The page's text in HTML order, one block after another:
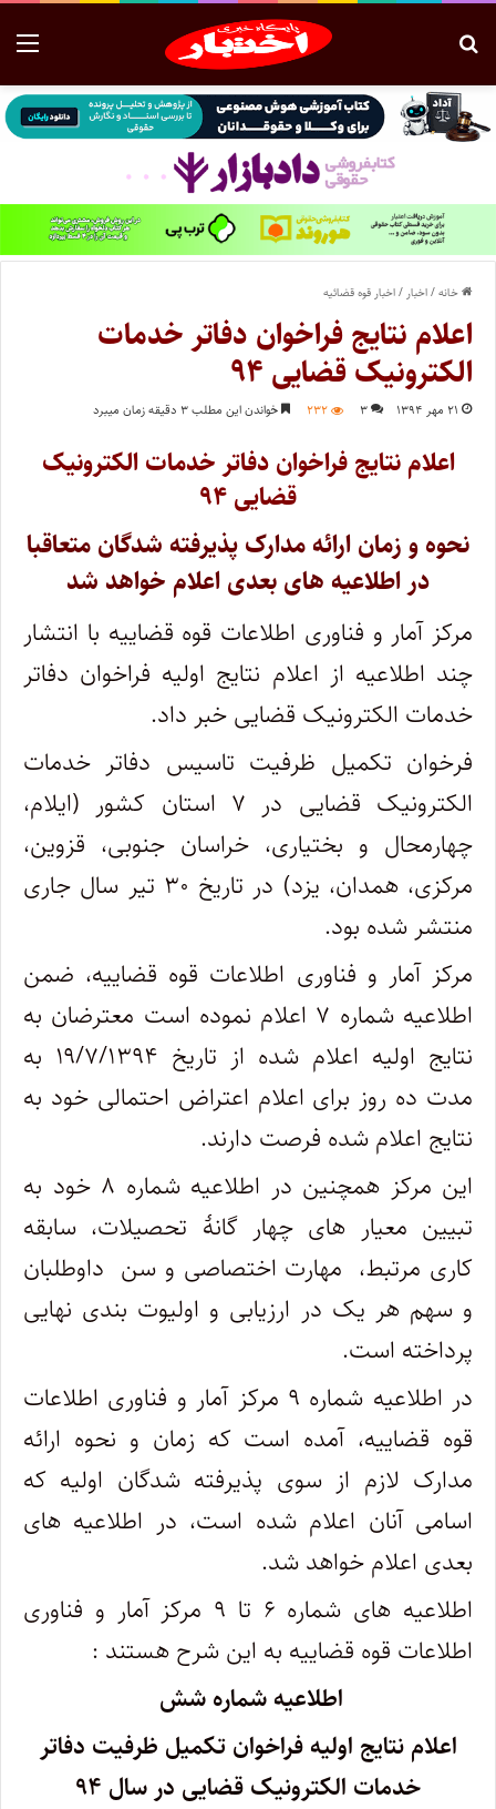
خانه/اخبار /اخبار قوه قضائیه
اعلام نتایج فراخوان دفاتر خدمات
الکترونیک قضایی ۹۴
۲۱ مهر ۱۳۹۴ ۳ ۲۳۲ خواندن این مطلب ۳ دقیقه زمان میبرد
اعلام نتایج فراخوان دفاتر خدمات الکترونیک
قضایی ۹۴
نحوه و زمان ارائه مدارک پذیرفته شدگان متعاقبا
در اطلاعیه های بعدی اعلام خواهد شد
مرکز آمار و فناوری اطلاعات قوه قضاییه با انتشار
چند اطلاعیه از اعلام نتایج اولیه فراخوان دفاتر
خدمات الکترونیک قضایی خبر داد.
فرخوان تکمیل ظرفیت تاسیس دفاتر خدمات
الکترونیک قضایی در ۷ استان کشور (ایلام،
چهارمحال و بختیاری، خراسان جنوبی، قزوین،
مرکزی، همدان، یزد) در تاریخ ۳۰ تیر سال جاری
منتشر شده بود.
مرکز آمار و فناوری اطلاعات قوه قضاییه، ضمن
اطلاعیه شماره ۷ اعلام نموده است معترضان به
نتایج اولیه اعلام شده از تاریخ ۱۹/۷/۱۳۹۴ به
مدت ده روز برای اعلام اعتراض احتمالی خود به
نتایج اعلام شده فرصت دارند.
این مرکز همچنین در اطلاعیه شماره ۸ خود به
تبیین معیار های چهار گانۀ تحصیلات، سابقه
کاری مرتبط، مهارت اختصاصی و سن داوطلبان
و سهم هر یک در ارزیابی و اولیوت بندی نهایی
پرداخته است.
در اطلاعیه شماره ۹ مرکز آمار و فناوری اطلاعات
قوه قضاییه، آمده است که زمان و نحوه ارائه
مدارک لازم از سوی پذیرفته شدگان اولیه که
اسامی آنان اعلام شده است، در اطلاعیه های
بعدی اعلام خواهد شد.
اطلاعیه های شماره ۶ تا ۹ مرکز آمار و فناوری
اطلاعات قوه قضاییه به این شرح هستند :
اطلاعیه شماره شش
اعلام نتایج اولیه فراخوان تکمیل ظرفیت دفاتر
خدمات الکترونیک قضایی در سال ۹۴